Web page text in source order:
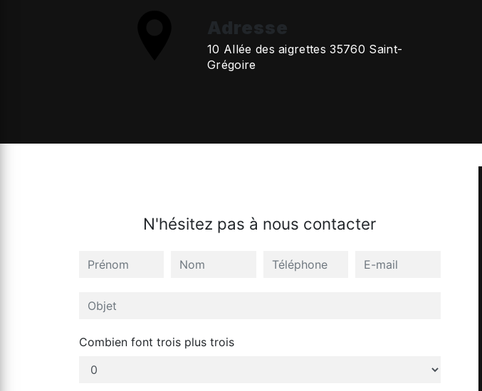
Adresse
10 Allée des aigrettes 35760 Saint-
Grégoire
N'hésitez pas à nous contacter
Combien font trois plus trois